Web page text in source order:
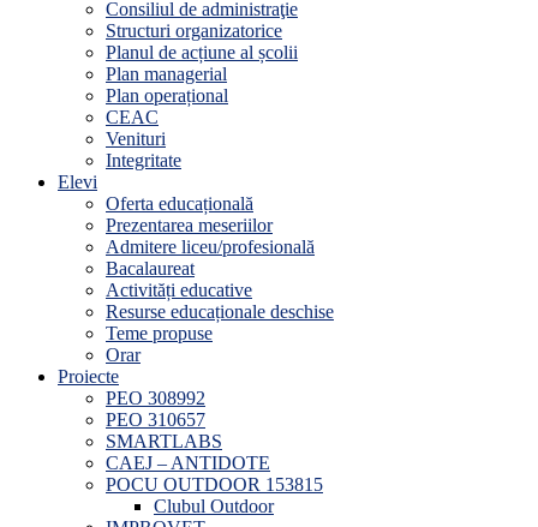
Consiliul de administraţie
Structuri organizatorice
Planul de acțiune al școlii
Plan managerial
Plan operațional
CEAC
Venituri
Integritate
Elevi
Oferta educațională
Prezentarea meseriilor
Admitere liceu/profesională
Bacalaureat
Activități educative
Resurse educaționale deschise
Teme propuse
Orar
Proiecte
PEO 308992
PEO 310657
SMARTLABS
CAEJ – ANTIDOTE
POCU OUTDOOR 153815
Clubul Outdoor